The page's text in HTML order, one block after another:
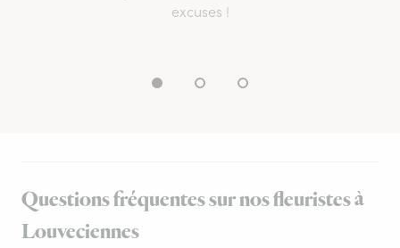
excuses !
Questions fréquentes sur nos fleuristes à
Louveciennes